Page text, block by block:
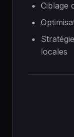
Ciblage
locales